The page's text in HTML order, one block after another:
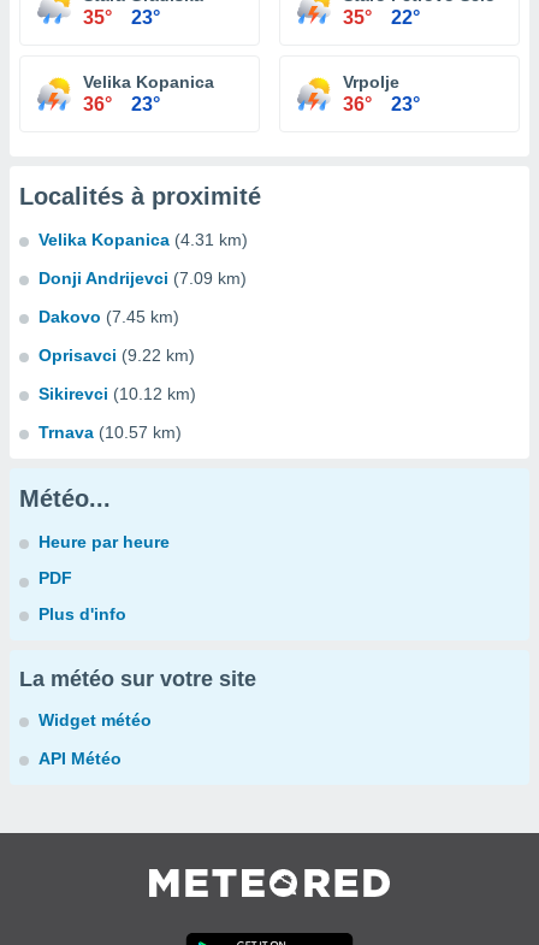
35° 23° 35° 22°
Velika Kopanica
36° 23°
Vrpolje
36° 23°
Localités à proximité
Velika Kopanica (4.31 km)
Donji Andrijevci (7.09 km)
Dakovo (7.45 km)
Oprisavci (9.22 km)
Sikirevci (10.12 km)
Trnava (10.57 km)
Météo...
Heure par heure
PDF
Plus d'info
La météo sur votre site
Widget météo
API Météo